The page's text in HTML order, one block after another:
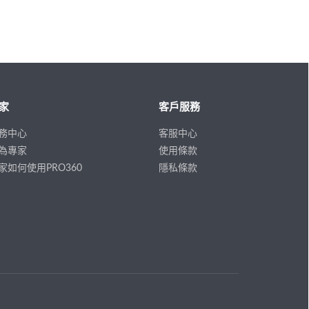
中心
專家
如何使用PRO360
客戶服務
客服中心
使用條款
隱私條款